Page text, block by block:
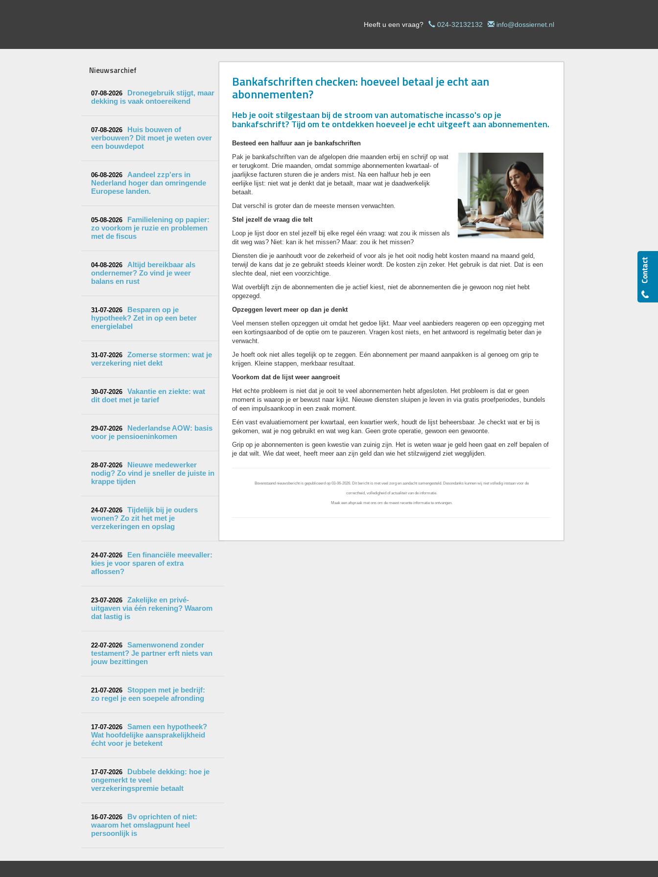
Heeft u een vraag? 024-32132132 info@dossiernet.nl
Nieuwsarchief
07-08-2026
Dronegebruik stijgt, maar
dekking is vaak ontoereikend
07-08-2026
Huis bouwen of
verbouwen? Dit moet je weten over
een bouwdepot
06-08-2026
Aandeel zzp'ers in
Nederland hoger dan omringende
Europese landen.
05-08-2026
Familielening op papier:
zo voorkom je ruzie en problemen
met de fiscus
04-08-2026
Altijd bereikbaar als
ondernemer? Zo vind je weer
balans en rust
31-07-2026
Besparen op je
hypotheek? Zet in op een beter
energielabel
31-07-2026
Zomerse stormen: wat je
verzekering niet dekt
30-07-2026
Vakantie en ziekte: wat
dit doet met je tarief
29-07-2026
Nederlandse AOW: basis
voor je pensioeninkomen
28-07-2026
Nieuwe medewerker
nodig? Zo vind je sneller de juiste in
krappe tijden
24-07-2026
Tijdelijk bij je ouders
wonen? Zo zit het met je
verzekeringen en opslag
24-07-2026
Een financiële meevaller:
kies je voor sparen of extra
aflossen?
23-07-2026
Zakelijke en privé-
uitgaven via één rekening? Waarom
dat lastig is
22-07-2026
Samenwonend zonder
testament? Je partner erft niets van
jouw bezittingen
21-07-2026
Stoppen met je bedrijf:
zo regel je een soepele afronding
17-07-2026
Samen een hypotheek?
Wat hoofdelijke aansprakelijkheid
écht voor je betekent
17-07-2026
Dubbele dekking: hoe je
ongemerkt te veel
verzekeringspremie betaalt
16-07-2026
Bv oprichten of niet:
waarom het omslagpunt heel
persoonlijk is
Bankafschriften checken: hoeveel betaal je echt aan
abonnementen?
Heb je ooit stilgestaan bij de stroom van automatische incasso's op je
bankafschrift? Tijd om te ontdekken hoeveel je echt uitgeeft aan abonnementen.
Besteed een halfuur aan je bankafschriften
Pak je bankafschriften van de afgelopen drie maanden erbij en schrijf op wat
er terugkomt. Drie maanden, omdat sommige abonnementen kwartaal- of
jaarlijkse facturen sturen die je anders mist. Na een halfuur heb je een
eerlijke lijst: niet wat je denkt dat je betaalt, maar wat je daadwerkelijk
betaalt.
Dat verschil is groter dan de meeste mensen verwachten.
Stel jezelf de vraag die telt
Loop je lijst door en stel jezelf bij elke regel één vraag: wat zou ik missen als
dit weg was? Niet: kan ik het missen? Maar: zou ik het missen?
Diensten die je aanhoudt voor de zekerheid of voor als je het ooit nodig hebt kosten maand na maand geld,
terwijl de kans dat je ze gebruikt steeds kleiner wordt. De kosten zijn zeker. Het gebruik is dat niet. Dat is een
slechte deal, niet een voorzichtige.
Wat overblijft zijn de abonnementen die je actief kiest, niet de abonnementen die je gewoon nog niet hebt
opgezegd.
Opzeggen levert meer op dan je denkt
Veel mensen stellen opzeggen uit omdat het gedoe lijkt. Maar veel aanbieders reageren op een opzegging met
een kortingsaanbod of de optie om te pauzeren. Vragen kost niets, en het antwoord is regelmatig beter dan je
verwacht.
Je hoeft ook niet alles tegelijk op te zeggen. Eén abonnement per maand aanpakken is al genoeg om grip te
krijgen. Kleine stappen, merkbaar resultaat.
Voorkom dat de lijst weer aangroeit
Het echte probleem is niet dat je ooit te veel abonnementen hebt afgesloten. Het probleem is dat er geen
moment is waarop je er bewust naar kijkt. Nieuwe diensten sluipen je leven in via gratis proefperiodes, bundels
of een impulsaankoop in een zwak moment.
Eén vast evaluatiemoment per kwartaal, een kwartier werk, houdt de lijst beheersbaar. Je checkt wat er bij is
gekomen, wat je nog gebruikt en wat weg kan. Geen grote operatie, gewoon een gewoonte.
Grip op je abonnementen is geen kwestie van zuinig zijn. Het is weten waar je geld heen gaat en zelf bepalen of
je dat wilt. Wie dat weet, heeft meer aan zijn geld dan wie het stilzwijgend ziet wegglijden.
Bovenstaand nieuwsbericht is gepubliceerd op 03-06-2026. Dit bericht is met veel zorg en aandacht samengesteld. Desondanks kunnen wij niet volledig instaan voor de
correctheid, volledigheid of actualiteit van de informatie.
Maak een afspraak met ons om de meest recente informatie te ontvangen.